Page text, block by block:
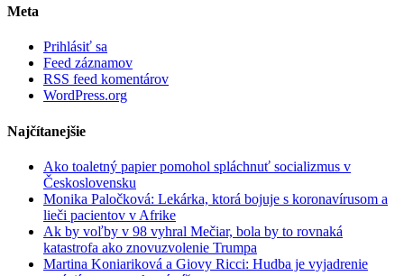
Meta
Prihlásiť sa
Feed záznamov
RSS feed komentárov
WordPress.org
Najčítanejšie
Ako toaletný papier pomohol spláchnuť socializmus v
Československu
Monika Paločková: Lekárka, ktorá bojuje s koronavírusom a
lieči pacientov v Afrike
Ak by voľby v 98 vyhral Mečiar, bola by to rovnaká
katastrofa ako znovuzvolenie Trumpa
Martina Koniariková a Giovy Ricci: Hudba je vyjadrenie